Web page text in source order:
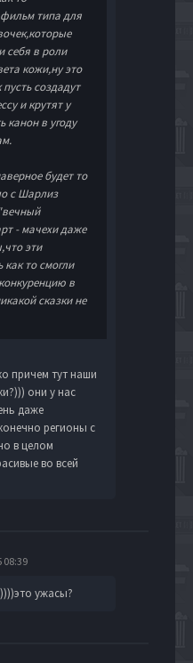
фильм типа для
себя в роли
кожи,ну это
создадут
и крутят у
канон в угоду
будет то
с Шарлиз
- мачехи даже
эти
то смогли
в
сказки не
причем тут наши
они у нас
даже
регионы с
в целом
во всей
08:39
ужасы?